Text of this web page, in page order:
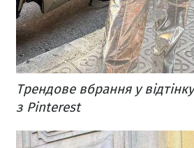
Трендове вбрання у
з Pinterest